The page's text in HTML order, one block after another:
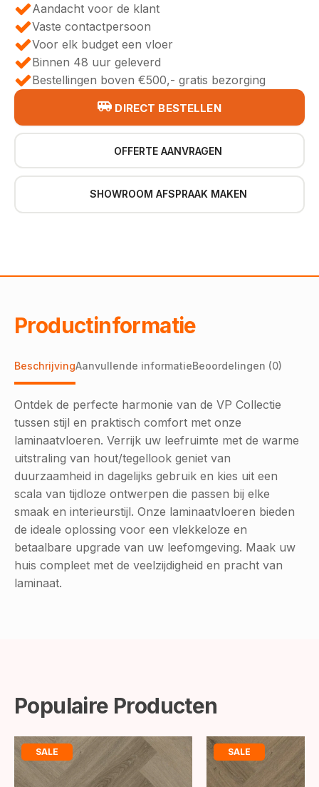
Aandacht voor de klant
Vaste contactpersoon
Voor elk budget een vloer
Binnen 48 uur geleverd
Bestellingen boven €500,- gratis bezorging
DIRECT BESTELLEN
OFFERTE AANVRAGEN
SHOWROOM AFSPRAAK MAKEN
Productinformatie
BeschrijvingAanvullende informatieBeoordelingen (0)
Ontdek de perfecte harmonie van de VP Collectie
tussen stijl en praktisch comfort met onze
laminaatvloeren. Verrijk uw leefruimte met de warme
uitstraling van hout/tegellook geniet van
duurzaamheid in dagelijks gebruik en kies uit een
scala van tijdloze ontwerpen die passen bij elke
smaak en interieurstijl. Onze laminaatvloeren bieden
de ideale oplossing voor een vlekkeloze en
betaalbare upgrade van uw leefomgeving. Maak uw
huis compleet met de veelzijdigheid en pracht van
laminaat.
Populaire Producten
SALE SALE